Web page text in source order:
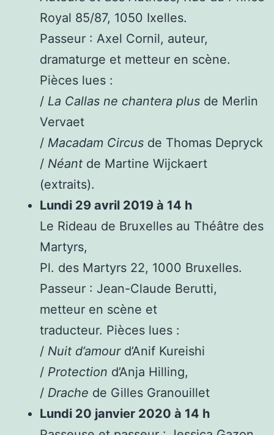
Royal 85/87, 1050 Ixelles.
Passeur : Axel Cornil, auteur,
dramaturge et metteur en scène.
Pièces lues :
/ La Callas ne chantera plus de Merlin
Vervaet
/ Macadam Circus de Thomas Depryck
/ Néant de Martine Wijckaert
(extraits).
Lundi 29 avril 2019 à 14 h
Le Rideau de Bruxelles au Théâtre des
Martyrs,
Pl. des Martyrs 22, 1000 Bruxelles.
Passeur : Jean-Claude Berutti,
metteur en scène et
traducteur. Pièces lues :
/ Nuit d’amour d’Anif Kureishi
/ Protection d’Anja Hilling,
/ Drache de Gilles Granouillet
Lundi 20 janvier 2020 à 14 h